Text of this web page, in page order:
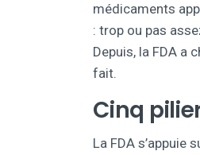
médicaments
: trop ou pas
Depuis, la FDA a
fait.
Cinq
La FDA s’appuie